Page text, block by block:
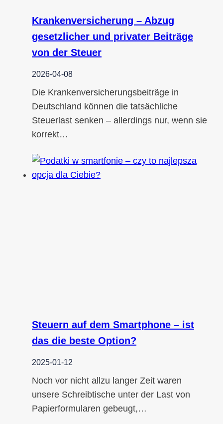
Krankenversicherung – Abzug
gesetzlicher und privater Beiträge
von der Steuer
2026-04-08
Die Krankenversicherungsbeiträge in
Deutschland können die tatsächliche
Steuerlast senken – allerdings nur, wenn sie
korrekt…
Steuern auf dem Smartphone – ist
das die beste Option?
2025-01-12
Noch vor nicht allzu langer Zeit waren
unsere Schreibtische unter der Last von
Papierformularen gebeugt,…